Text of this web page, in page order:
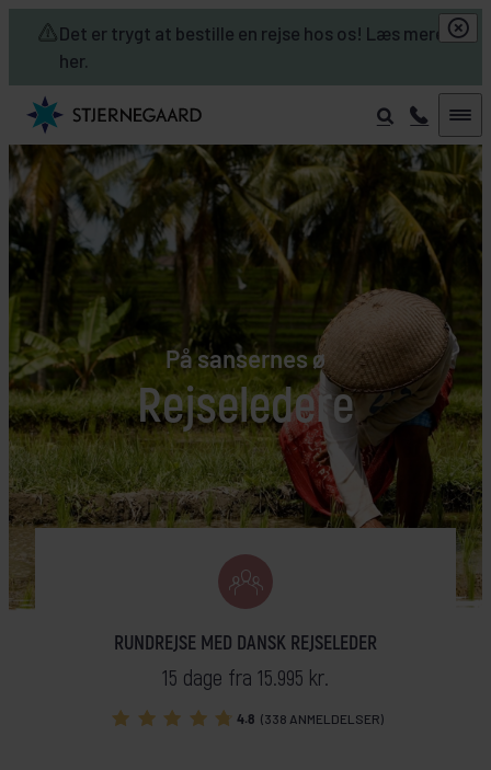
Det er trygt at bestille en rejse hos os! Læs mere
her.
Skip to main content
På sansernes ø
Rejseledere
RUNDREJSE MED DANSK REJSELEDER
15 dage fra 15.995 kr.
4.8 (338 ANMELDELSER)